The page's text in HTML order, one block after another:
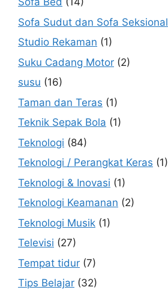
Sofa Sudut dan Sofa Seksional
Studio Rekaman (1)
Suku Cadang Motor (2)
susu (16)
Taman dan Teras (1)
Teknik Sepak Bola (1)
Teknologi (84)
Teknologi / Perangkat Keras (1)
Teknologi & Inovasi (1)
Teknologi Keamanan (2)
Teknologi Musik (1)
Televisi (27)
Tempat tidur (7)
Tips Belajar (32)